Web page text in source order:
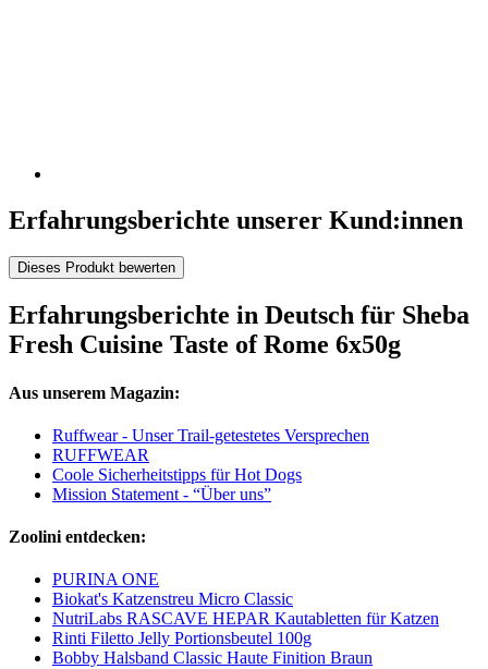
Erfahrungsberichte unserer Kund:innen
Dieses Produkt bewerten
Erfahrungsberichte in Deutsch für Sheba
Fresh Cuisine Taste of Rome 6x50g
Aus unserem Magazin:
Ruffwear - Unser Trail-getestetes Versprechen
RUFFWEAR
Coole Sicherheitstipps für Hot Dogs
Mission Statement - “Über uns”
Zoolini entdecken:
PURINA ONE
Biokat's Katzenstreu Micro Classic
NutriLabs RASCAVE HEPAR Kautabletten für Katzen
Rinti Filetto Jelly Portionsbeutel 100g
Bobby Halsband Classic Haute Finition Braun